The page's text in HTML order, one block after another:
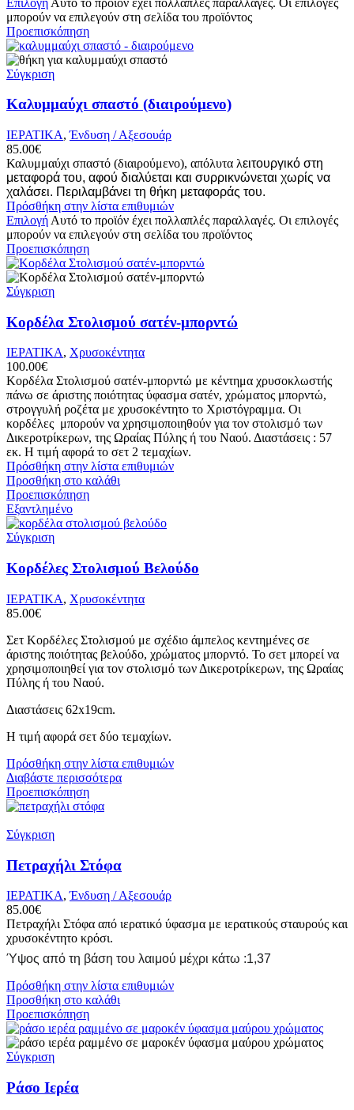
μπορούν να επιλεγούν στη σελίδα του προϊόντος
Προεπισκόπηση
Σύγκριση
Καλυμμαύχι σπαστό (διαιρούμενο)
ΙΕΡΑΤΙΚΑ, Ένδυση / Αξεσουάρ
85.00€
Καλυμμαύχι σπαστό (διαιρούμενο), απόλυτα λειτουργικό στη
μεταφορά του, αφού διαλύεται και συρρικνώνεται χωρίς να
χαλάσει. Περιλαμβάνει τη θήκη μεταφοράς του.
Πρόσθήκη στην λίστα επιθυμιών
Επιλογή Αυτό το προϊόν έχει πολλαπλές παραλλαγές. Οι επιλογές
μπορούν να επιλεγούν στη σελίδα του προϊόντος
Προεπισκόπηση
Σύγκριση
Κορδέλα Στολισμού σατέν-μπορντώ
ΙΕΡΑΤΙΚΑ, Χρυσοκέντητα
100.00€
Κορδέλα Στολισμού σατέν-μπορντώ με κέντημα χρυσοκλωστής
πάνω σε άριστης ποιότητας ύφασμα σατέν, χρώματος μπορντώ,
στρογγυλή ροζέτα με χρυσοκέντητο το Χριστόγραμμα. Οι
κορδέλες μπορούν να χρησιμοποιηθούν για τον στολισμό των
Δικεροτρίκερων, της Ωραίας Πύλης ή του Ναού. Διαστάσεις : 57
εκ. Η τιμή αφορά το σετ 2 τεμαχίων.
Πρόσθήκη στην λίστα επιθυμιών
Προσθήκη στο καλάθι
Προεπισκόπηση
Εξαντλημένο
Σύγκριση
Κορδέλες Στολισμού Βελούδο
ΙΕΡΑΤΙΚΑ, Χρυσοκέντητα
85.00€
Σετ Κορδέλες Στολισμού με σχέδιο άμπελος κεντημένες σε
άριστης ποιότητας βελούδο, χρώματος μπορντό. Το σετ μπορεί να
χρησιμοποιηθεί για τον στολισμό των Δικεροτρίκερων, της Ωραίας
Πύλης ή του Ναού.
Διαστάσεις 62x19cm.
Η τιμή αφορά σετ δύο τεμαχίων.
Πρόσθήκη στην λίστα επιθυμιών
Διαβάστε περισσότερα
Προεπισκόπηση
Σύγκριση
Πετραχήλι Στόφα
ΙΕΡΑΤΙΚΑ, Ένδυση / Αξεσουάρ
85.00€
Πετραχήλι Στόφα από ιερατικό ύφασμα με ιερατικούς σταυρούς και
χρυσοκέντητο κρόσι.
Ύψος από τη βάση του λαιμού μέχρι κάτω :1,37
Πρόσθήκη στην λίστα επιθυμιών
Προσθήκη στο καλάθι
Προεπισκόπηση
Σύγκριση
Ράσο Ιερέα